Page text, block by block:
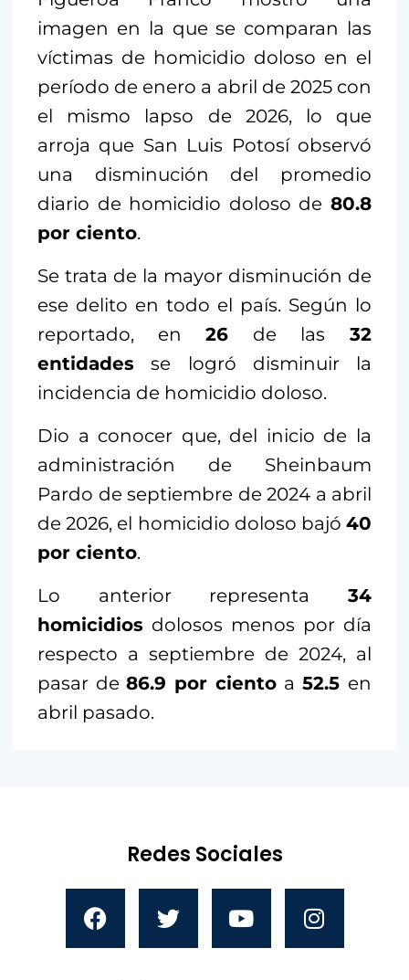
imagen en la que se comparan las
víctimas de homicidio doloso en el
período de enero a abril de 2025 con
el mismo lapso de 2026, lo que
arroja que San Luis Potosí observó
una disminución del promedio
diario de homicidio doloso de 80.8
por ciento.
Se trata de la mayor disminución de
ese delito en todo el país. Según lo
reportado, en26 de las 32
entidades se logró disminuir la
incidencia de homicidio doloso.
Dio a conocer que, del inicio de la
administración de Sheinbaum
Pardo de septiembre de 2024 a abril
de 2026, el homicidio doloso bajó 40
por ciento.
Lo anterior representa 34
homicidios dolosos menos por día
respecto a septiembre de 2024, al
pasar de86.9 por cientoa 52.5 en
abril pasado.
Redes Sociales